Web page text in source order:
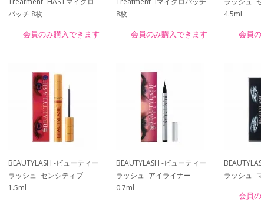
パッチ 8枚
会員のみ購入できます
8枚
会員のみ購入できます
4.5ml
会員
BEAUTYLASH -ビューティー
ラッシュ- センシティブ
1.5ml
BEAUTYLASH -ビューティー
ラッシュ- アイライナー
0.7ml
ラッシュ-
会員